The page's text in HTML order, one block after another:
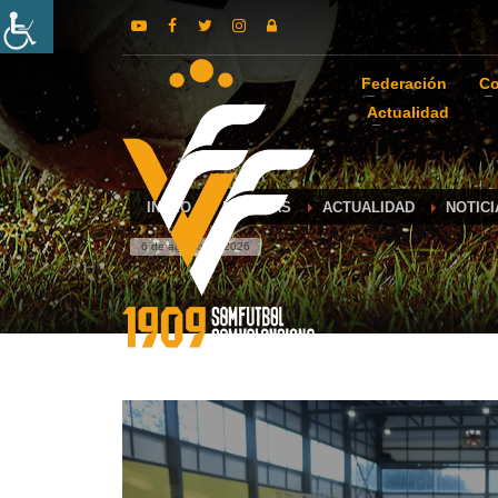
Federación
Actualidad
INICIO NOTICIAS ACTUALIDAD
6 de agosto de 2026